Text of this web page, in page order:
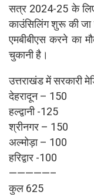
सत्र 2024-25 के
काउंसिलिंग शुरू की
एमबीबीएस करने का
चुकानी है।
उत्तराखंड में सरकारी
देहरादून – 150
हल्द्वानी -125
श्रीनगर – 150
अल्मोड़ा – 100
हरिद्वार -100
—————–
कुल 625